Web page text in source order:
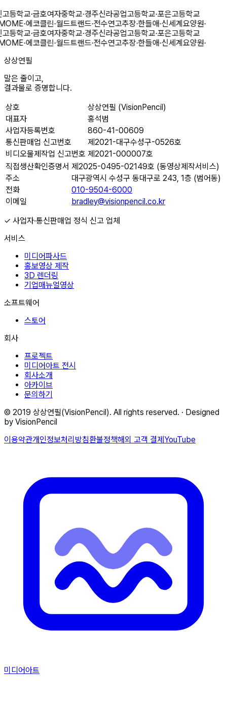
등학교·금호여자중학교·경주신라공업고등학교·포은고등학교
·에코클린·월드트랜드·전수연고추장·한들애·신세계요양원·
등학교·금호여자중학교·경주신라공업고등학교·포은고등학교
·에코클린·월드트랜드·전수연고추장·한들애·신세계요양원·
상상연필
말은 줄이고,
결과물로 증명합니다.
상호
상상연필 (VisionPencil)
대표자
홍석범
사업자등록번호
860-41-00609
통신판매업 신고번호
제2021-대구수성구-0526호
비디오물제작업 신고번호 제2021-000007호
직접생산확인증명서 제2025-0495-02149호 (동영상제작서비스)
주소
대구광역시 수성구 동대구로 243, 1층 (범어동)
전화
010-9504-6000
이메일
bradley@visionpencil.co.kr
✓ 사업자·통신판매업 정식 신고 업체
서비스
미디어파사드
홍보영상 제작
3D 렌더링
기업매뉴얼영상
소프트웨어
스토어
회사
프로젝트
미디어아트 전시
회사소개
아카이브
문의하기
© 2019 상상연필(VisionPencil). All rights reserved. · Designed
by VisionPencil
이용약관개인정보처리방침환불정책해외 고객 결제YouTube
미디어아트